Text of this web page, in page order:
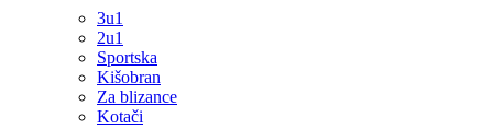
3u1
2u1
Sportska
Kišobran
Za blizance
Kotači